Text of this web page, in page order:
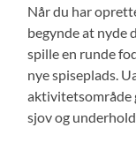
Når du har
begynde at nyde
spille en runde
nye spiseplads.
aktivitetsområde
sjov og